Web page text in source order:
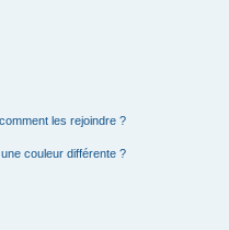
les rejoindre ?
couleur différente ?